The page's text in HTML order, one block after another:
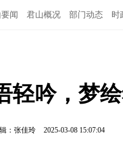
闻 君山概况 部门动态 时
轻吟，梦
：张佳玲 2025-03-08 15:07:04